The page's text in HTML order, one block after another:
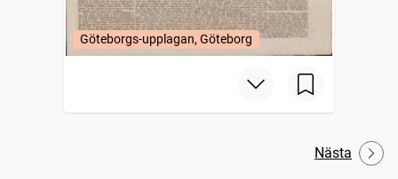
Göteborgs-upplagan, Göteborg
Nästa